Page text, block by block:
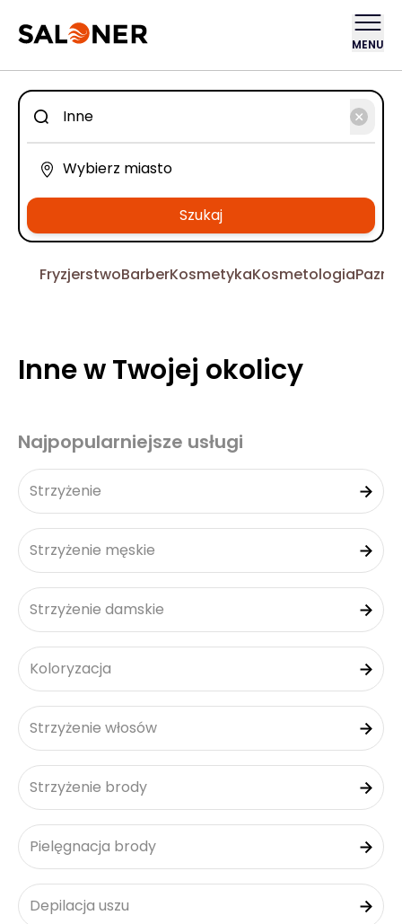
MENU
Szukaj
FryzjerstwoBarberKosmetykaKosmetologia
Inne w Twojej okolicy
Najpopularniejsze usługi
Strzyżenie
Strzyżenie męskie
Strzyżenie damskie
Koloryzacja
Strzyżenie włosów
Strzyżenie brody
Pielęgnacja brody
Depilacja uszu